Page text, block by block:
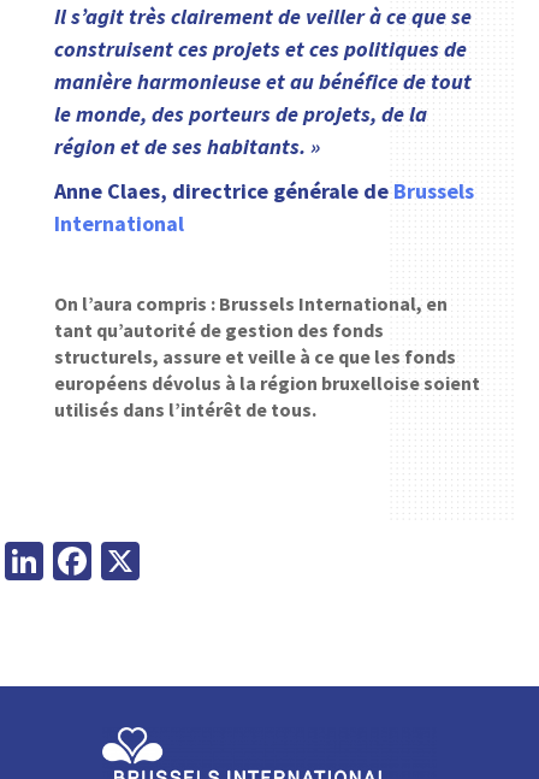
Il s’agit très clairement de veiller à ce que se
construisent ces projets et ces politiques de
manière harmonieuse et au bénéfice de tout
le monde, des porteurs de projets, de la
région et de ses habitants. »
Anne Claes, directrice générale de Brussels
International
On l’aura compris : Brussels International, en
tant qu’autorité de gestion des fonds
structurels, assure et veille à ce que les fonds
européens dévolus à la région bruxelloise soient
utilisés dans l’intérêt de tous.
Li
dI
Fa
o
k